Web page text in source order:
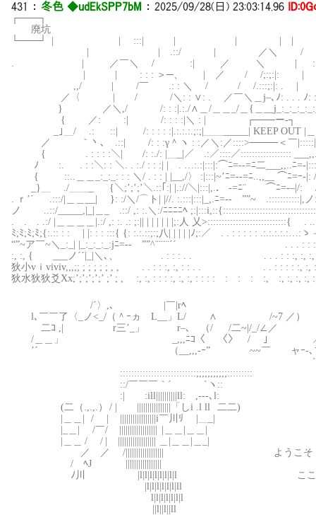
431 ： 冬色 ◆udEkSPP7bM ： 2025/09/28(日) 23:03:14.96
┌───┐
廃坑
└───┘ | | :::| | | | | /: : |/|/:/ / /: /:
| | .::/ | ／＼ / | |: : :/ |/ / /: ／:
. | ／￣＼ / :| ／ ＼ | :| : / :| / . ./: /:
| | : : : ＞─、 | ／ / /;:;:|: | |:/ |:::|: / . . :./
,,/ | /￣ .: : ＼ / / /.:::;:|: . | :| |:::|/. . . : : :/:
／〈 | / /＼: : ∨: . ／￣＼＿j–､ﾉ: . . . ﾉ: : : :/: : : : :
} ／＼,/ /: : :|.:./∧＿/＿＿_/＿{＿__j_:_:_:_:_:_:_:_:/ : :
{ ／: :| /: : : :|＼ : | ┌───ー‐┐ 〉: : : : :/: /: :
_｣＿/ .: ::| /: : : : :|.:.:.:.;:;|＿＿_____| KEEP OUT |＿＿/
／ ｀丶､ .::| /: : :γ＾ヽ : :／＼:／::::>────＜￣|:::::|: :
{ . : : : :＼| /: :./: |＿_|／ .:／::::／:::::::::::::::::: ___,,.⊥ﾆ
ﾉ :. . : :＼: : ＼. . :./ : : :| | . …:.:|:::|:⌒ﾆ=‐-=ﾆ二___,,..ﾆ
{ ::..＿＿_:_:_: : : ＼/ . : : | |__,/〉 :|:::|~’ﾆ=‐-=ﾆ..,,__
_}＿ ./＿＿_ {＼;’;’;’＼.::｢:| |.://＼|:::|,.． -=ﾆ¨￣ ⌒ﾆ
. ｒ’´ .:::/|＿＿__| }: :/＼/⌒ト| |//. :.:::|:::|_,.ﾆ=-‐ ””~
ノ ..::/_____,|_|＿_ .::/ ,: :.＼:/ﾆﾆﾆﾆﾍ
. . . .:/ |＿＿＿＿|.:/ ,: :. .: ;:|| | | | | | |;:人 乂>::::::::::::::::::::::::::::{ .
ﾐ;ﾐ;ﾐ;ﾐ;{:.:: : : | |: : : :::{ {: :.:.::;:;八| | | | |ﾉ;:／￣. . : : : : : .:.:.:.:.:…:
“”~ア￣~＼_:_| |_:_:_:_:jﾆ=-‐ ””^¨¨¨¨´´ . . . : : : :｀¨¨¨
:, :, { ___ノ´´|_|＼､、 . : : : . . . . . : : :, :, :, :, :, :,
狄小vｉviviv,,,;; ; ; ; ; ; , , . . : : :, :, : : . . . . : : : : :,
狄水狄狄爻Xx;’;’;’;’;’ ;’ ; , :, :, : : : :, :, :, : : : : : : : :, :, :, :, :, :, :,
/´〉,､ |￣|rﾍ
l､￣￣了〈_ノ<_/（＾ｰヵ L__」L/ ∧ /~7 ／）
二ｺ ,| r三’_」 r–､ （/ /二~|/_/∠／
/＿＿」 _,,,ﾆｺ〈 〈〉 /￣ 」 ／^
’´ （__,,,-ｰ” ~~￣ ャｰ-､フ /´
`ｰ-､__,|
:::::::::::::::::::::::::::;;;;;;;;;;;:::::::::
::/￣￣￣｀´ `ヽ::
:| :ill||||||||||ll: ,-‐‐､l:
(二（.,.,.） / | ||||||||||||||||「しi .l ll 二二)
|＿＿| / | |||||||||||||||||i￣川ﾘ |＿_|
|_＿| /￣/ |||||||||||||||||| |＿＿|＿＿|
|＿＿ / / | |||||||||||||||||| ＿|＿＿|＿_|
／ ／ /|||||||||||||||||| ようこそ
/ ﾍJ |||||||||||||||||
ﾉ川 |l|l|l|l|l|l|l|l ここが貴方たちの
|l|l|l|l|l|l|ll
l|l|l|l|l|l|l
||l||l||ll